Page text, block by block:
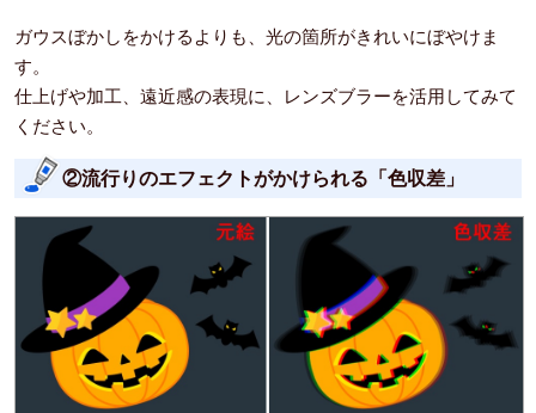
ガウスぼかしをかけるよりも、光の箇所がきれいにぼやけま
す。
仕上げや加工、遠近感の表現に、レンズブラーを活用してみて
ください。
②流行りのエフェクトがかけられる「色収差」